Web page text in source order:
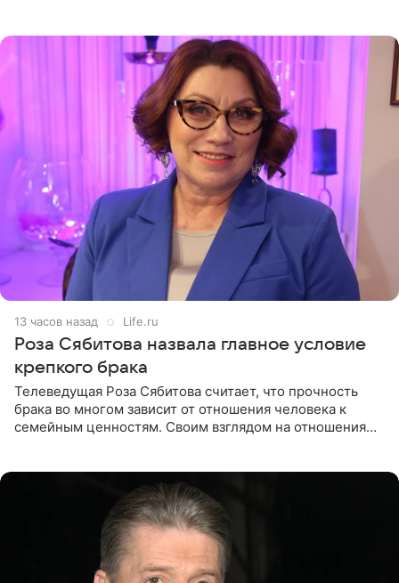
13 часов назад Life.ru
Роза Сябитова назвала главное условие
крепкого брака
Телеведущая Роза Сябитова считает, что прочность
брака во многом зависит от отношения человека к
семейным ценностям. Своим взглядом на отношения